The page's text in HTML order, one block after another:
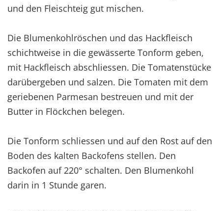
und den Fleischteig gut mischen.
Die Blumenkohlröschen und das Hackfleisch
schichtweise in die gewässerte Tonform geben,
mit Hackfleisch abschliessen. Die Tomatenstücke
darübergeben und salzen. Die Tomaten mit dem
geriebenen Parmesan bestreuen und mit der
Butter in Flöckchen belegen.
Die Tonform schliessen und auf den Rost auf den
Boden des kalten Backofens stellen. Den
Backofen auf 220° schalten. Den Blumenkohl
darin in 1 Stunde garen.